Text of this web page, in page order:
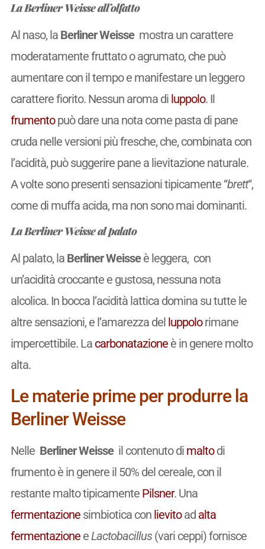
La Berliner Weisse all’olfatto
Al naso, la Berliner Weissemostra un carattere
moderatamente fruttato o agrumato, che può
aumentare con il tempo e manifestare un leggero
carattere fiorito. Nessun aroma di luppolo. Il
frumentopuò dare una nota come pasta di pane
cruda nelle versioni più fresche, che, combinata con
l’acidità, può suggerire pane a lievitazione naturale.
A volte sono presenti sensazioni tipicamente “brett“,
come di muffa acida, ma non sono mai dominanti.
La Berliner Weisse al palato
Al palato, la Berliner Weisseè leggera, con
un’acidità croccante e gustosa, nessuna nota
alcolica. In bocca l’acidità lattica domina su tutte le
altre sensazioni, e l’amarezza del luppolorimane
impercettibile. La carbonatazioneè in genere molto
alta.
Le materie prime per produrre la
Berliner Weisse
Nelle Berliner Weisseil contenuto di maltodi
frumento è in genere il 50% del cereale, con il
restante malto tipicamente Pilsner. Una
fermentazionesimbiotica con lievitoad alta
fermentazioneeLactobacillus(vari ceppi) fornisce